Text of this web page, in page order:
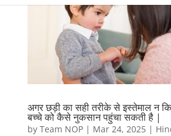
अगर छड़ी का सही तरीके से इस्तेमाल न
बच्चे को कैसे नुकसान पहुंचा सकती है |
by Team NOP| Mar 24, 2025|